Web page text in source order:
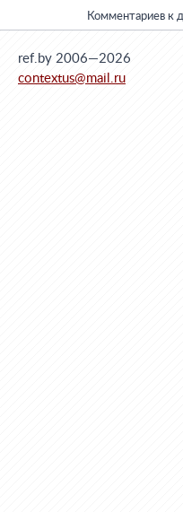
Комментариев к
ref.by 2006—2026
contextus@mail.ru